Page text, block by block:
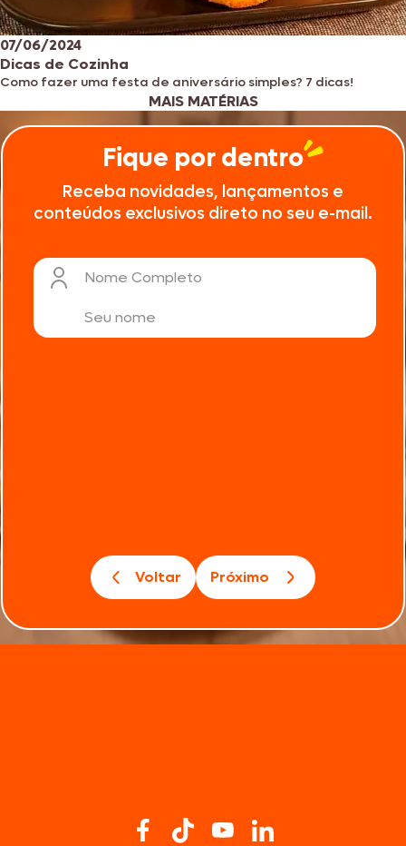
07/06/2024
Dicas de Cozinha
Como fazer uma festa de aniversário simples? 7 dicas!
MAIS MATÉRIAS
Fique por dentro
Receba novidades, lançamentos e
conteúdos exclusivos direto no seu e-mail.
Nome Completo
Voltar Próximo